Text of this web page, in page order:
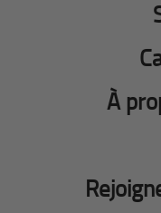
À